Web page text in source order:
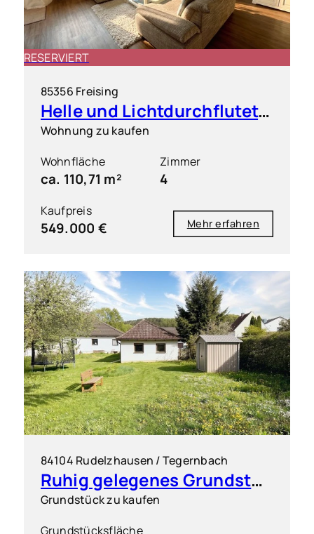
RESERVIERT
85356 Freising
Helle und Lichtdurchflutete 4 Zimmer Wohnung mit großem Süd-Westbalkon
Wohnung zu kaufen
Wohnfläche
ca. 110,71 m²
Zimmer
4
Kaufpreis
549.000 € Mehr erfahren
84104 Rudelzhausen / Tegernbach
Ruhig gelegenes Grundstück für einen Dreispänner
Grundstück zu kaufen
Grundstücksfläche